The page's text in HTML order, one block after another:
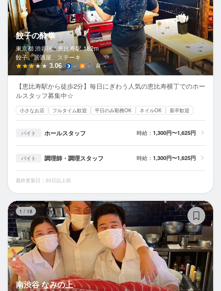
餃子の酔拳
東京都 渋谷区 / 恵比寿駅 182m
餃子、居酒屋、ステーキ
3.06 － － －
【恵比寿駅から徒歩2分】毎日にぎわう人気の恵比寿横丁でのホー
ルスタッフ募集中☆
小さなお店 フルタイム歓迎 平日のみ勤務OK ネイルOK 新卒歓迎
バイト ホールスタッフ 時給： 1,300円〜1,625円
バイト 調理師・調理スタッフ 時給： 1,300円〜1,625円
最終更新日：30日以上前
1 / 18
南渋谷 なみの上